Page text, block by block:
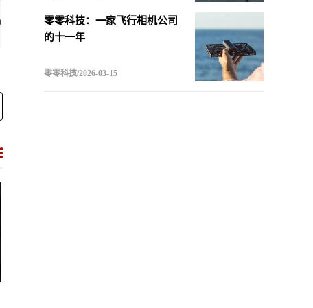
零零科技：一家飞行相机公司
的十一年
零零科技/2026-03-15